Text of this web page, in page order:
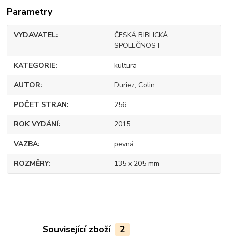
Parametry
VYDAVATEL
ČESKÁ BIBLICKÁ
SPOLEČNOST
KATEGORIE kultura
AUTOR Duriez, Colin
POČET STRAN 256
ROK VYDÁNÍ 2015
VAZBA pevná
ROZMĚRY 135 x 205 mm
Související zboží 2